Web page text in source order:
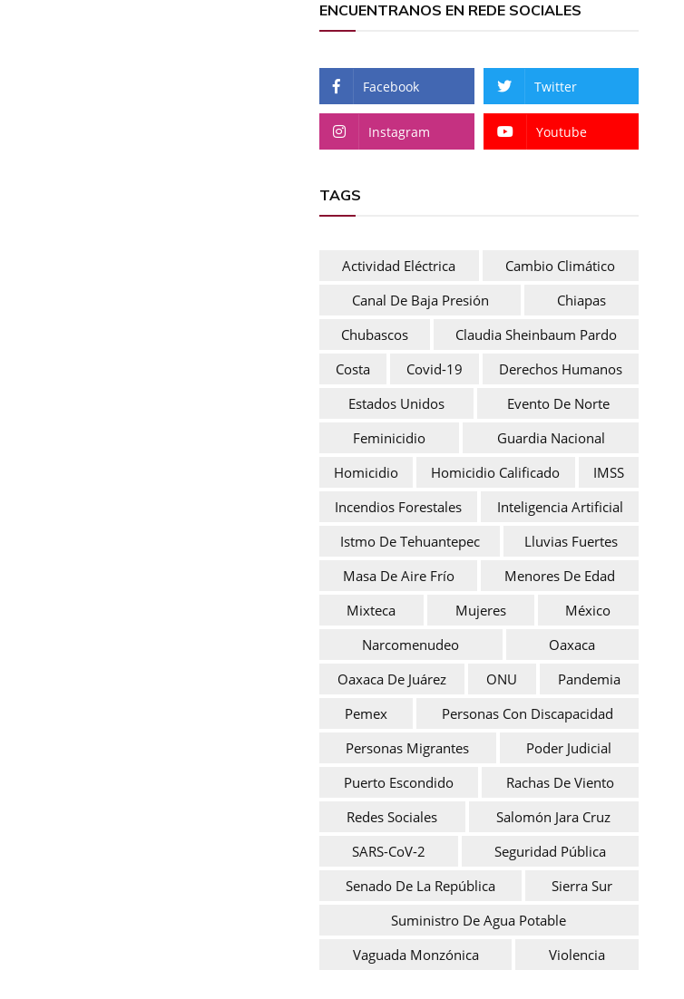
ENCUENTRANOS EN REDE SOCIALES
Facebook Twitter
Instagram Youtube
TAGS
Actividad Eléctrica
Cambio Climático
Canal De Baja Presión
Chiapas
Chubascos
Claudia Sheinbaum Pardo
Costa
Covid-19
Derechos Humanos
Estados Unidos
Evento De Norte
Feminicidio
Guardia Nacional
Homicidio
Homicidio Calificado
IMSS
Incendios Forestales
Inteligencia Artificial
Istmo De Tehuantepec
Lluvias Fuertes
Masa De Aire Frío
Menores De Edad
Mixteca
Mujeres
México
Narcomenudeo
Oaxaca
Oaxaca De Juárez
ONU
Pandemia
Pemex
Personas Con Discapacidad
Personas Migrantes
Poder Judicial
Puerto Escondido
Rachas De Viento
Redes Sociales
Salomón Jara Cruz
SARS-CoV-2
Seguridad Pública
Senado De La República
Sierra Sur
Suministro De Agua Potable
Vaguada Monzónica
Violencia